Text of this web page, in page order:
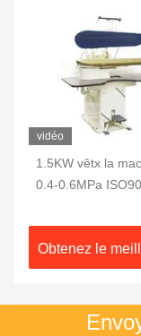
vidéo
1.5KW vêtx la
0.4-0.6MPa
Obtenez le